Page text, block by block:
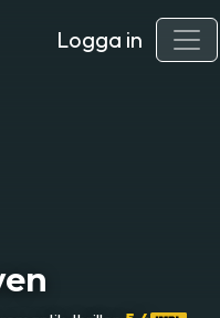
Logga in